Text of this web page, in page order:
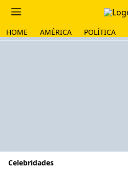
HOME AMÉRICA POLÍTICA
Celebridades